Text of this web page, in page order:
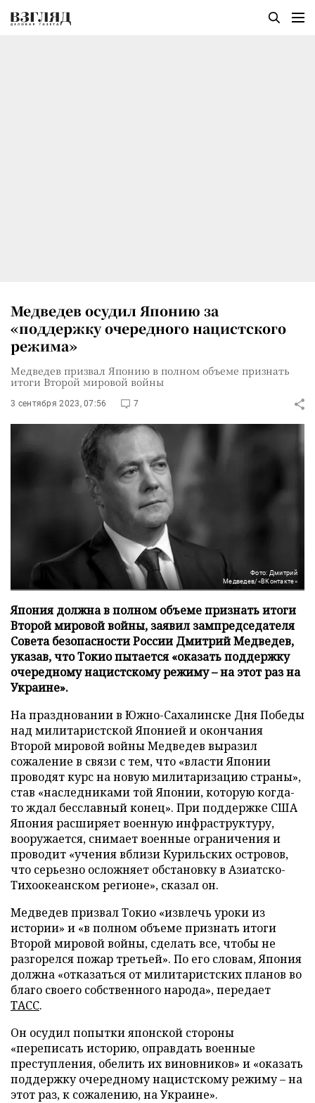
Медведев осудил Японию за
«поддержку очередного нацистского
режима»
Медведев призвал Японию в полном объеме признать
итоги Второй мировой войны
3 сентября 2023, 07:56 7
Фото: Дмитрий
Медведев/«ВКонтакте»
Япония должна в полном объеме признать итоги
Второй мировой войны, заявил зампредседателя
Совета безопасности России Дмитрий Медведев,
указав, что Токио пытается «оказать поддержку
очередному нацистскому режиму – на этот раз на
Украине».
На праздновании в Южно-Сахалинске Дня Победы
над милитаристской Японией и окончания
Второй мировой войны Медведев выразил
сожаление в связи с тем, что «власти Японии
проводят курс на новую милитаризацию страны»,
став «наследниками той Японии, которую когда-
то ждал бесславный конец». При поддержке США
Япония расширяет военную инфраструктуру,
вооружается, снимает военные ограничения и
проводит «учения вблизи Курильских островов,
что серьезно осложняет обстановку в Азиатско-
Тихоокеанском регионе», сказал он.
Медведев призвал Токио «извлечь уроки из
истории» и «в полном объеме признать итоги
Второй мировой войны, сделать все, чтобы не
разгорелся пожар третьей». По его словам, Япония
должна «отказаться от милитаристских планов во
благо своего собственного народа», передает
ТАСС.
Он осудил попытки японской стороны
«переписать историю, оправдать военные
преступления, обелить их виновников» и «оказать
поддержку очередному нацистскому режиму – на
этот раз, к сожалению, на Украине».